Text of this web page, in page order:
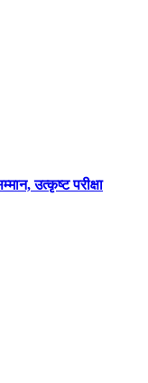
उत्कृष्ट परीक्षा